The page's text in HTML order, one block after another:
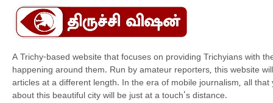
A Trichy-based website that focuses on providing Trichyians with
happening around them. Run by amateur reporters, this website
articles at a different length. In the era of mobile journalism, all that
about this beautiful city will be just at a touch's distance.